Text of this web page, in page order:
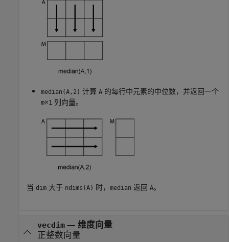
median(A,2) 计算 A 的每行中元素的中位数，并返回一个
m×1 列向量。
当 dim 大于 ndims(A) 时， median 返回 A。
vecdim— 维度向量
正整数向量